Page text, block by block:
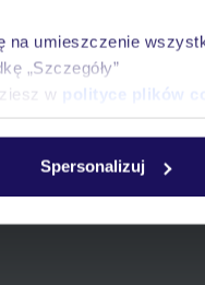
na umieszczenie
„Szczegóły”
w polityce plików
Spersonalizuj
idatę wyjazdu